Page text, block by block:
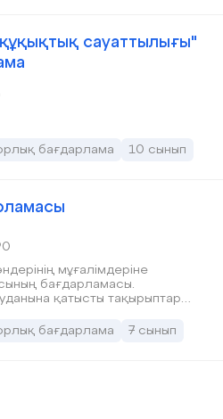
сауаттылығы"
бағдарлама 10 сынып
мұғалімдеріне
бағдарламасы.
қатысты тақырыптар
бағдарлама 7 сынып